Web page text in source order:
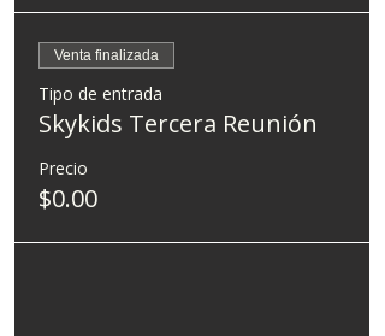
Venta finalizada
Tipo de entrada
Skykids Tercera Reunión
Precio
$0.00